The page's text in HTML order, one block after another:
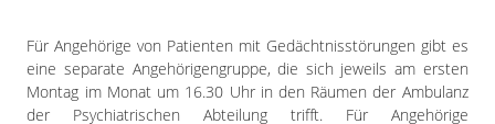
Für Angehörige von Patienten mit Gedächtnisstörungen gibt es
eine separate Angehörigengruppe, die sich jeweils am ersten
Montag im Monat um 16.30 Uhr in den Räumen der Ambulanz
der Psychiatrischen Abteilung trifft. Für Angehörige